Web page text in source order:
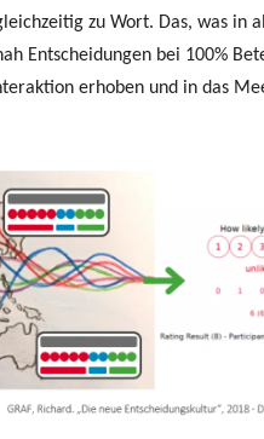
zu Wort. Das, was in
Entscheidungen bei 100%
erhoben und in das